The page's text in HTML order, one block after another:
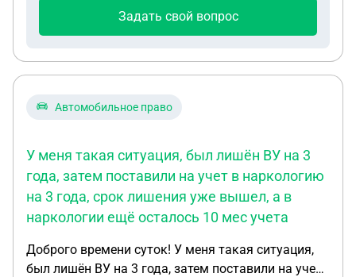
Задать свой вопрос
Автомобильное право
У меня такая ситуация, был лишён ВУ на 3
года, затем поставили на учет в наркологию
на 3 года, срок лишения уже вышел, а в
наркологии ещё осталось 10 мес учета
Доброго времени суток! У меня такая ситуация,
был лишён ВУ на 3 года, затем поставили на учет